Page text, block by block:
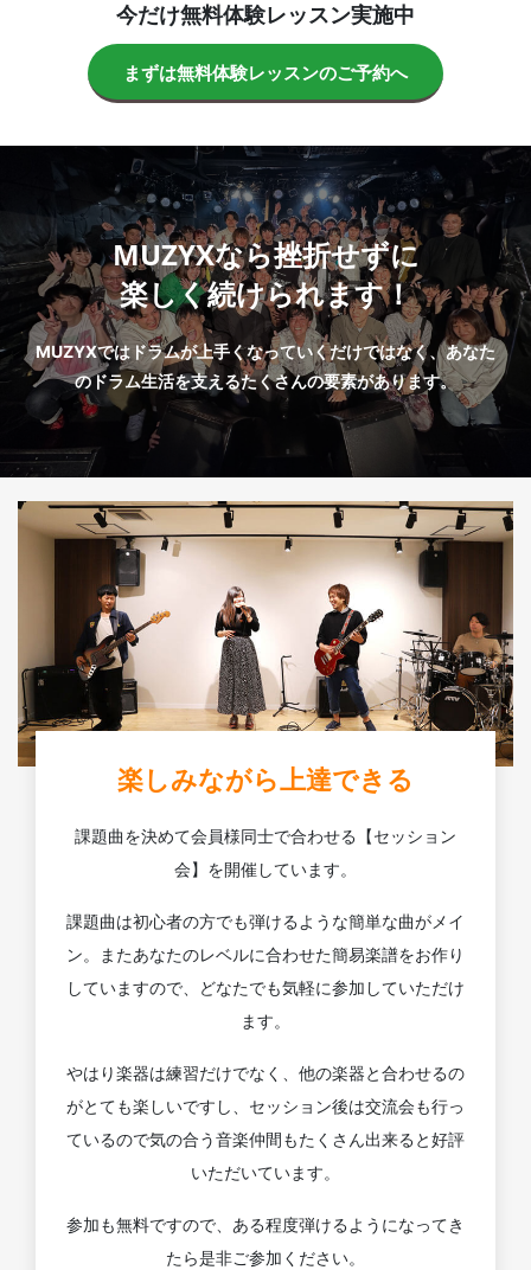
今だけ無料体験レッスン実施中
まずは無料体験レッスンのご予約へ
MUZYXなら挫折せずに
楽しく続けられます！
MUZYXではドラムが上手くなっていくだけではなく、あなた
のドラム生活を支えるたくさんの要素があります。
楽しみながら上達できる
課題曲を決めて会員様同士で合わせる【セッション
会】を開催しています。
課題曲は初心者の方でも弾けるような簡単な曲がメイ
ン。またあなたのレベルに合わせた簡易楽譜をお作り
していますので、どなたでも気軽に参加していただけ
ます。
やはり楽器は練習だけでなく、他の楽器と合わせるの
がとても楽しいですし、セッション後は交流会も行っ
ているので気の合う音楽仲間もたくさん出来ると好評
いただいています。
参加も無料ですので、ある程度弾けるようになってき
たら是非ご参加ください。